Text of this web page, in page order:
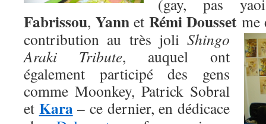
(gay, pas
Fabrissou, Yannet Rémi Dousset me
contribution au très joli Shingo
Araki Tribute, auquel ont
également participé des gens
comme Moonkey, Patrick Sobral
et Kara– ce dernier, en dédicace